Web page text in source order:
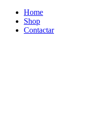
Home
Shop
Contactar